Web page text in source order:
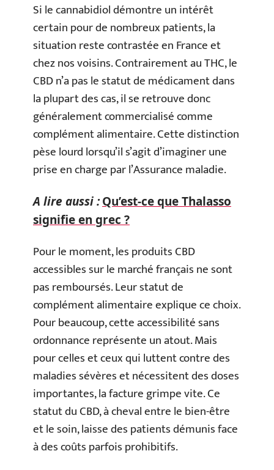
Si le cannabidiol démontre un intérêt
certain pour de nombreux patients, la
situation reste contrastée en France et
chez nos voisins. Contrairement au THC, le
CBD n’a pas le statut de médicament dans
la plupart des cas, il se retrouve donc
généralement commercialisé comme
complément alimentaire. Cette distinction
pèse lourd lorsqu’il s’agit d’imaginer une
prise en charge par l’Assurance maladie.
A lire aussi :Qu’est-ce que Thalasso
signifie en grec ?
Pour le moment, les produits CBD
accessibles sur le marché français ne sont
pas remboursés. Leur statut de
complément alimentaire explique ce choix.
Pour beaucoup, cette accessibilité sans
ordonnance représente un atout. Mais
pour celles et ceux qui luttent contre des
maladies sévères et nécessitent des doses
importantes, la facture grimpe vite. Ce
statut du CBD, à cheval entre le bien-être
et le soin, laisse des patients démunis face
à des coûts parfois prohibitifs.